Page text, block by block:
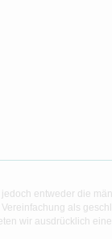
entweder die
als
wir ausdrücklich